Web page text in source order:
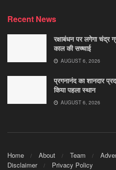
Recent News
रक्षाबंधन पर लगेगा
काल की सच्चाई
AUGUST 6, 2026
प्रगनानंद का शानदार
किया पहला स्थान
AUGUST 6, 2026
Home About Team
Disclaimer
Privacy Policy